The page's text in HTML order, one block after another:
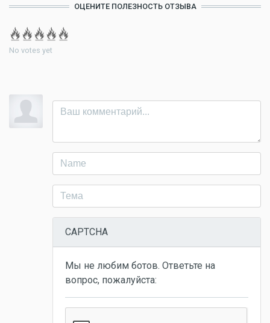
ОЦЕНИТЕ ПОЛЕЗНОСТЬ ОТЗЫВА
No votes yet
CAPTCHA
Мы не любим ботов. Ответьте на
вопрос, пожалуйста: